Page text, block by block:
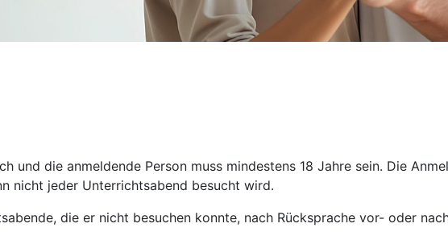
und die anmeldende Person muss mindestens 18 Jahre sein. Die
nicht jeder Unterrichtsabend besucht wird.
die er nicht besuchen konnte, nach Rücksprache vor- oder